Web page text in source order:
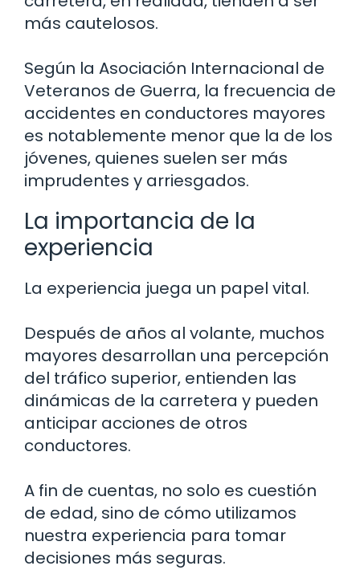
más cautelosos.
Según la Asociación Internacional de
Veteranos de Guerra, la frecuencia de
accidentes en conductores mayores
es notablemente menor que la de los
jóvenes, quienes suelen ser más
imprudentes y arriesgados.
La importancia de la
experiencia
La experiencia juega un papel vital.
Después de años al volante, muchos
mayores desarrollan una percepción
del tráfico superior, entienden las
dinámicas de la carretera y pueden
anticipar acciones de otros
conductores.
A fin de cuentas, no solo es cuestión
de edad, sino de cómo utilizamos
nuestra experiencia para tomar
decisiones más seguras.